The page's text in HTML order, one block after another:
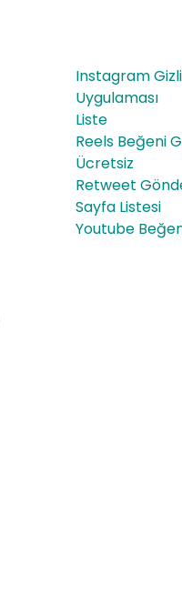
Instagram
Uygulaması
Liste
Reels Beğeni
Ücretsiz
Retweet
Sayfa Listesi
Youtube